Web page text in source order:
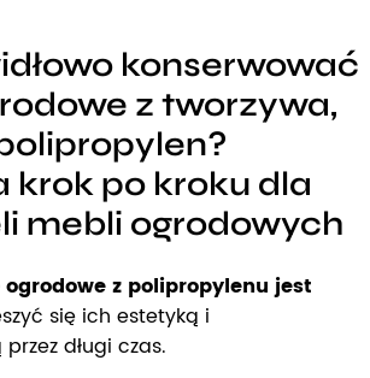
konserwować
z tworzywa,
krok po kroku dla
mebli ogrodowych
z polipropylenu jest
się ich estetyką i
długi czas.